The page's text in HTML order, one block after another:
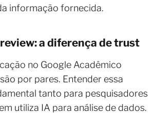
informação fornecida.
a diferença de trust
no Google Acadêmico
por pares. Entender essa
tanto para pesquisadores
utiliza IA para análise de dados.